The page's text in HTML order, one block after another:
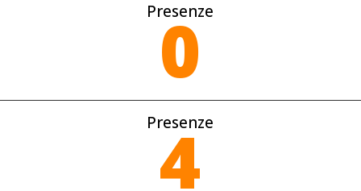
Presenze
0
Presenze
4